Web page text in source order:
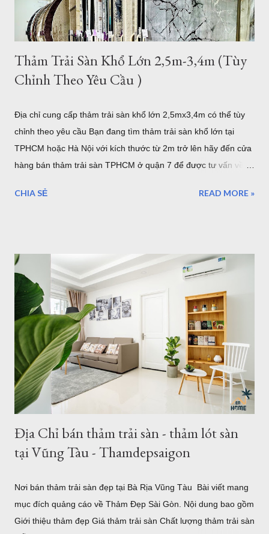
lượng trung bình hơn 3,2kg/m2, như vậy với kíc...
Thảm Trải Sàn Khổ Lớn 2,5m-3,4m (Tùy
Chỉnh Theo Yêu Cầu )
Địa chỉ cung cấp thảm trải sàn khổ lớn 2,5mx3,4m có thể tùy
chỉnh theo yêu cầu Bạn đang tìm thảm trải sàn khổ lớn tại
TPHCM hoặc Hà Nội với kích thước từ 2m trở lên hãy đến cửa
hàng bán thảm trải sàn TPHCM ở quận 7 để được tư vấn về
yêu cầu của bạn. Kho thảm trải sàn khổ lớn quận 7 TPHCM
khổ lớn - Bảo hành - Giao hàng .... Địa chỉ bán thảm lót sàn
khổ lớn tại HCM và Hà Nội Coupons trong tháng của Thảm
Đẹp 1. Giới thiệu về thảm khổ 2,5m - 3,4m 2,6m - 3,6m Là đơn
vị cung cấp thảm trải sàn - thảm trang trí nhà tại Hồ Chí Minh
và Hà Nội, chung tôi luôn phục vụ tối đa nhu cầu của khách
hàng, với nhu cầu trải sàn khổ lớn ơ Việt Nam, chúng tôi đã
nhập về nhiều mẫu thảm kích thước lớn từ 2m, 2,4m 2,5m 2,m
chiều ngang - chiều dài từ 3m - 3,5m. Hoặc b...
CHIA SẺ READ MORE »
Địa Chỉ bán thảm trải sàn - thảm lót sàn
tại Vũng Tàu - Thamdepsaigon
Nơi bán thảm trải sàn đẹp tại Bà Rịa Vũng Tàu Bài viết mang
mục đích quảng cáo về Thảm Đẹp Sài Gòn. Nội dung bao gồm
Giới thiệu thảm đẹp Giá thảm trải sàn Chất lượng thảm trải sàn